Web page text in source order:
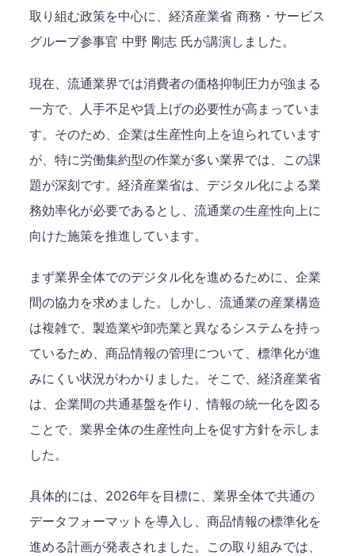
取り組む政策を中心に、経済産業省 商務・サービス
グループ参事官 中野 剛志 氏が講演しました。
現在、流通業界では消費者の価格抑制圧力が強まる
一方で、人手不足や賃上げの必要性が高まっていま
す。そのため、企業は生産性向上を迫られています
が、特に労働集約型の作業が多い業界では、この課
題が深刻です。経済産業省は、デジタル化による業
務効率化が必要であるとし、流通業の生産性向上に
向けた施策を推進しています。
まず業界全体でのデジタル化を進めるために、企業
間の協力を求めました。しかし、流通業の産業構造
は複雑で、製造業や卸売業と異なるシステムを持っ
ているため、商品情報の管理について、標準化が進
みにくい状況がわかりました。そこで、経済産業省
は、企業間の共通基盤を作り、情報の統一化を図る
ことで、業界全体の生産性向上を促す方針を示しま
した。
具体的には、2026年を目標に、業界全体で共通の
データフォーマットを導入し、商品情報の標準化を
進める計画が発表されました。この取り組みでは、